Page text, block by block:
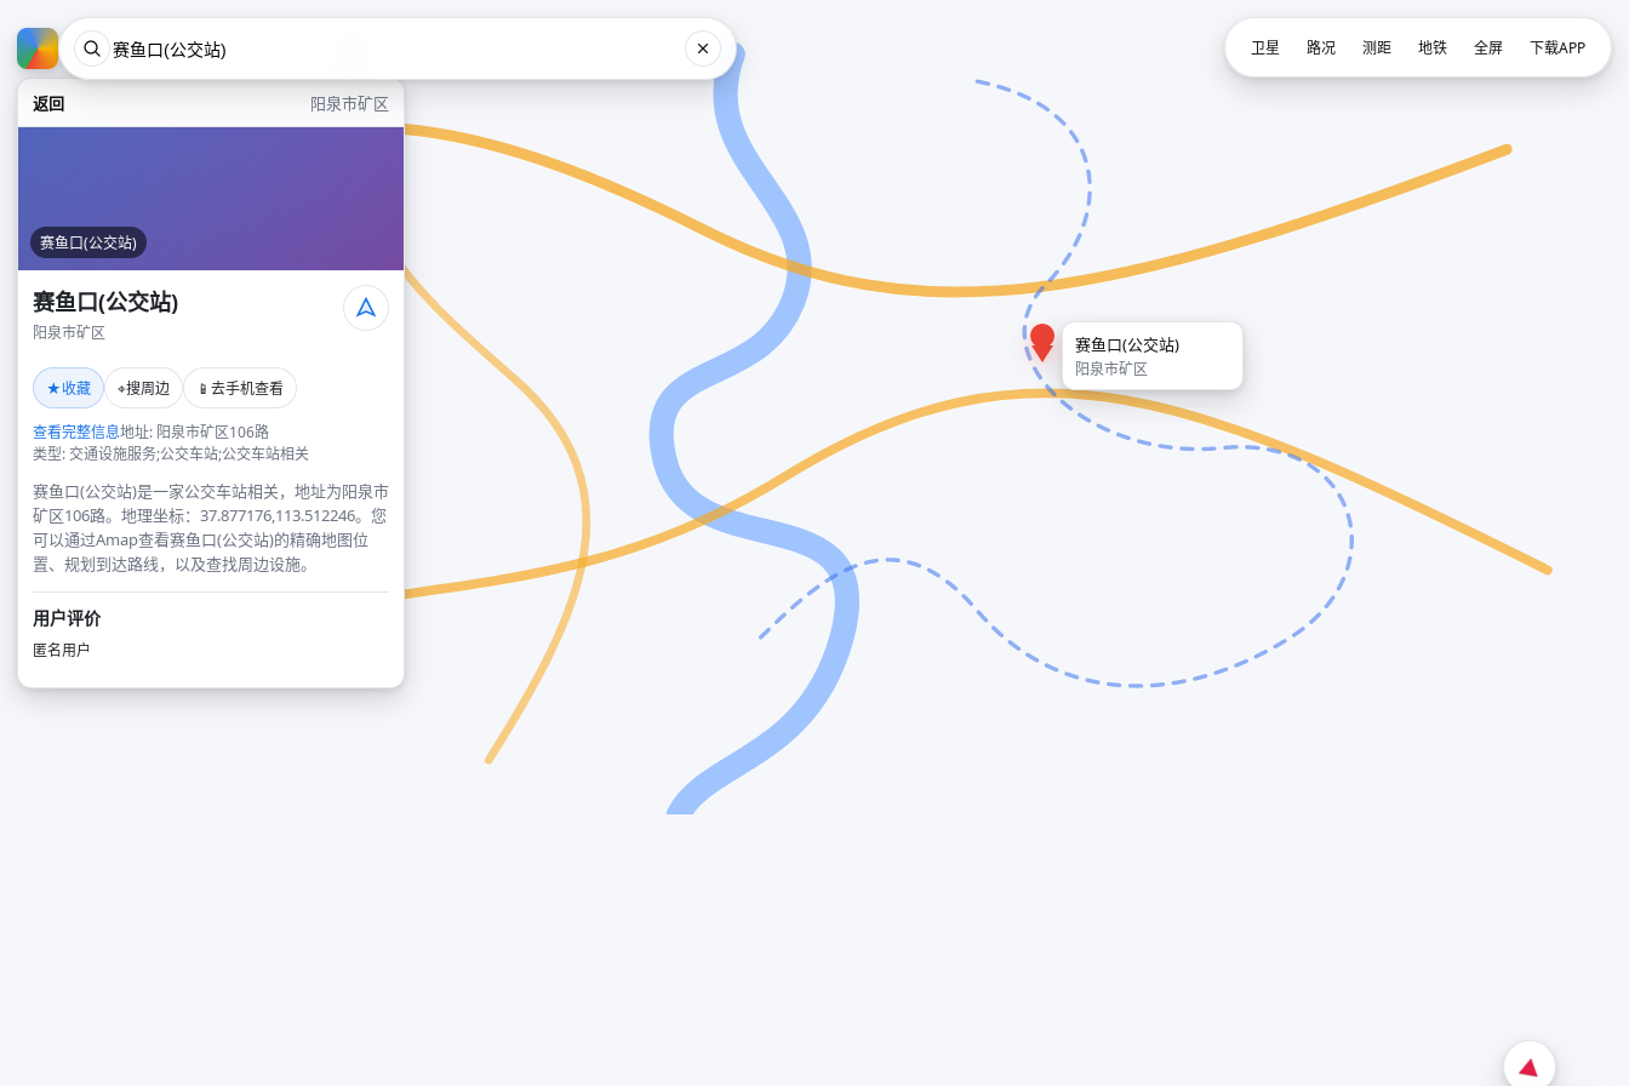
返回 阳泉市矿区
赛鱼口(公交站)
赛鱼口(公交站)
阳泉市矿区
★收藏 ⌖搜周边 📱 去手机查看
查看完整信息地址: 阳泉市矿区106路
类型: 交通设施服务;公交车站;公交车站相关
赛鱼口(公交站)是一家公交车站相关，地址为阳泉市
矿区106路。地理坐标：37.877176,113.512246。您
可以通过Amap查看赛鱼口(公交站)的精确地图位
置、规划到达路线，以及查找周边设施。
用户评价
匿名用户
赛鱼口(公交站)
阳泉市矿区
卫星 路况 测距 地铁 全屏 下载APP